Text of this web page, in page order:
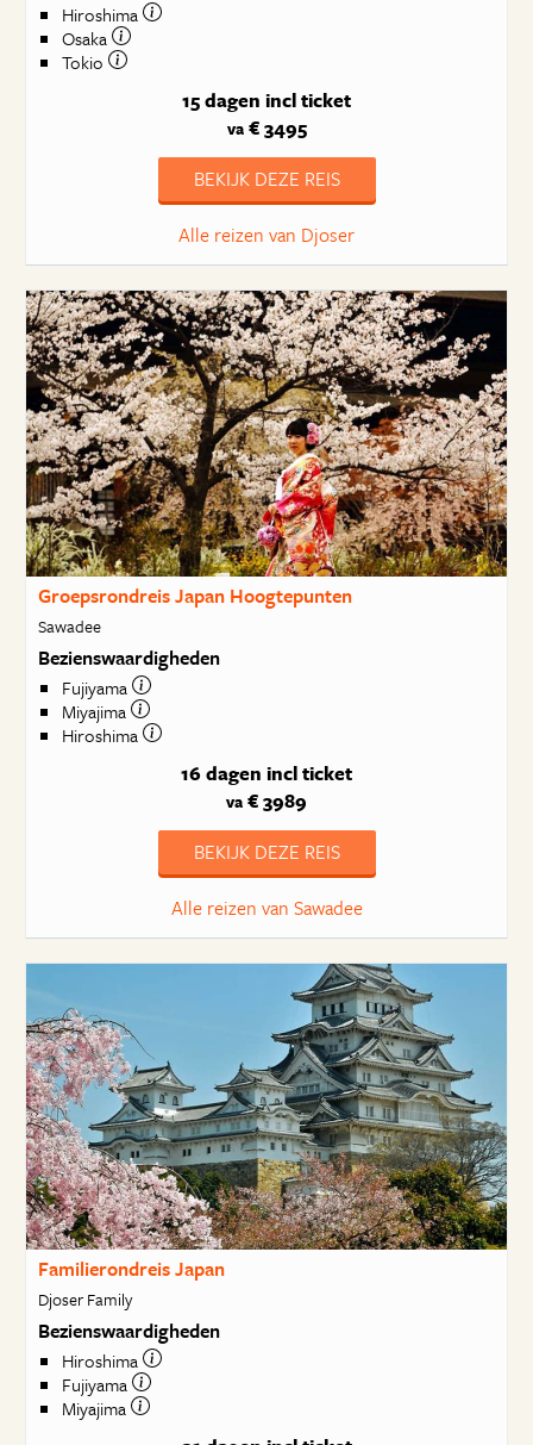
Hiroshima
Osaka
Tokio
15 dagen incl ticket
va€ 3495
BEKIJK DEZE REIS
Alle reizen van Djoser
Groepsrondreis Japan Hoogtepunten
Sawadee
Bezienswaardigheden
Fujiyama
Miyajima
Hiroshima
16 dagen incl ticket
va € 3989
BEKIJK DEZE REIS
Alle reizen van Sawadee
Familierondreis Japan
Djoser Family
Bezienswaardigheden
Hiroshima
Fujiyama
Miyajima